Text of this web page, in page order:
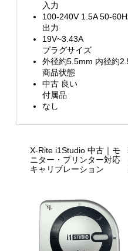
入力
100-240V 1.5A 50-
出力
19V~3.43A
プラグサイズ
外径約5.5mm 内径約
商品状態
中古 良い
付属品
なし
X-Rite i1Studio 中古｜モ
ニター・プリンター対応
キャリブレーション